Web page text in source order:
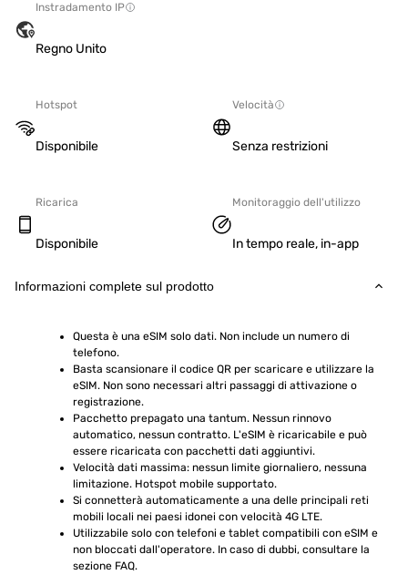
Instradamento IP
Regno Unito
Hotspot
Disponibile
Velocità
Senza restrizioni
Ricarica
Disponibile
Monitoraggio dell'utilizzo
In tempo reale, in-app
Informazioni complete sul prodotto
Questa è una eSIM solo dati. Non include un numero di
telefono.
Basta scansionare il codice QR per scaricare e utilizzare la
eSIM. Non sono necessari altri passaggi di attivazione o
registrazione.
Pacchetto prepagato una tantum. Nessun rinnovo
automatico, nessun contratto. L'eSIM è ricaricabile e può
essere ricaricata con pacchetti dati aggiuntivi.
Velocità dati massima: nessun limite giornaliero, nessuna
limitazione. Hotspot mobile supportato.
Si connetterà automaticamente a una delle principali reti
mobili locali nei paesi idonei con velocità 4G LTE.
Utilizzabile solo con telefoni e tablet compatibili con eSIM e
non bloccati dall'operatore. In caso di dubbi, consultare la
sezione FAQ.